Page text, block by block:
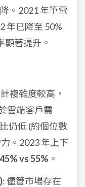
。2021 年筆電
年已降至 50%
顯著提升。
複雜度較高，
雲端客戶需
仍低 (約個位數
。2023 年上下
45% vs 55% 。
: 儘管市場存在